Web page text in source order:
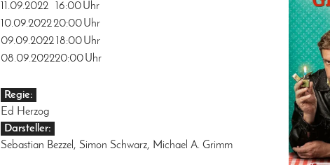
11.09.2022
16:00Uhr
10.09.202220:00Uhr
09.09.2022 18:00Uhr
08.09.202220:00Uhr
Regie:
Ed Herzog
Darsteller:
Sebastian Bezzel, Simon Schwarz, Michael A. Grimm